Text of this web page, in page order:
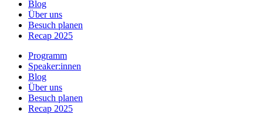
Blog
Über uns
Besuch planen
Recap 2025
Programm
Speaker:innen
Blog
Über uns
Besuch planen
Recap 2025